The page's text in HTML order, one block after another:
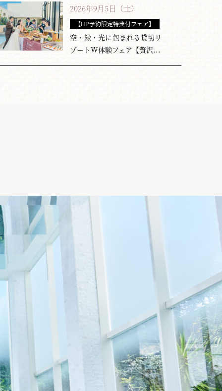
2026年9月5日（土）
【HP予約限定特典付フェア】
空・緑・光に包まれる貸切リ
ゾートW体験フェア【贅沢...